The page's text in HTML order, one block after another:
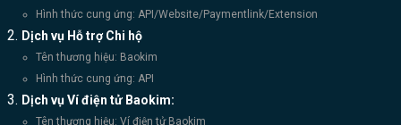
Hình thức cung ứng: API/Website/Paymentlink/Extension
Dịch vụ Hỗ trợ Chi hộ
Tên thương hiệu: Baokim
Hình thức cung ứng: API
Dịch vụ Ví điện tử Baokim:
Tên thương hiệu: Ví điện tử Baokim